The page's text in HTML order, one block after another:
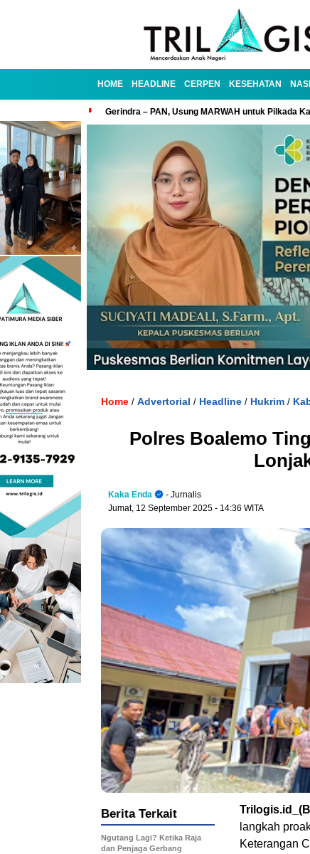
HOME HEADLINE CERPEN KESEHATAN
Gerindra – PAN, Usung MARWAH untuk Pilkada
Home / Advertorial / Headline / Hukrim /
Polres Boalemo
Kaka Enda
- Jurnalis
Jumat, 12 September 2025 - 14:36 WITA
langkah
Keterangan
Berita Terkait
Ngutang Lagi? Ketika Raja
dan Penjaga Gerbang